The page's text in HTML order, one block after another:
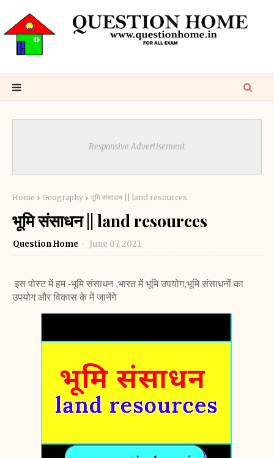
Responsive Advertisement
Home Geography भूमि संसाधन || land resources
भूमि संसाधन || land resources
Question Home June 07, 2021
इस पोस्ट में हम -भूमि संसाधन ,भारत में भूमि उपयोग,भूमि संसाधनों का
उपयोग और विकास के में जानेंगे